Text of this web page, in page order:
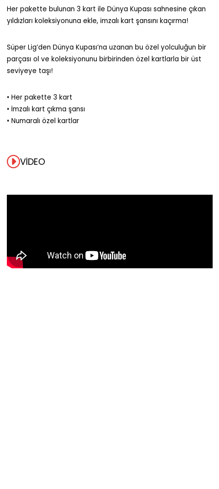
Her pakette bulunan 3 kart ile Dünya Kupası sahnesine çıkan
yıldızları koleksiyonuna ekle, imzalı kart şansını kaçırma!
Süper Lig’den Dünya Kupası’na uzanan bu özel yolculuğun bir
parçası ol ve koleksiyonunu birbirinden özel kartlarla bir üst
seviyeye taşı!
• Her pakette 3 kart
• İmzalı kart çıkma şansı
• Numaralı özel kartlar
VIDEO